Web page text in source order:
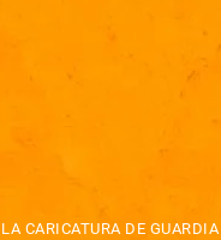
LA CARICATURA DE GUARDIA